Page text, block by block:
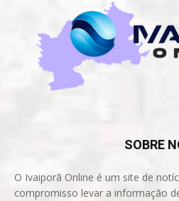
SOBRE
O Ivaiporã Online é um site de
compromisso levar a informação